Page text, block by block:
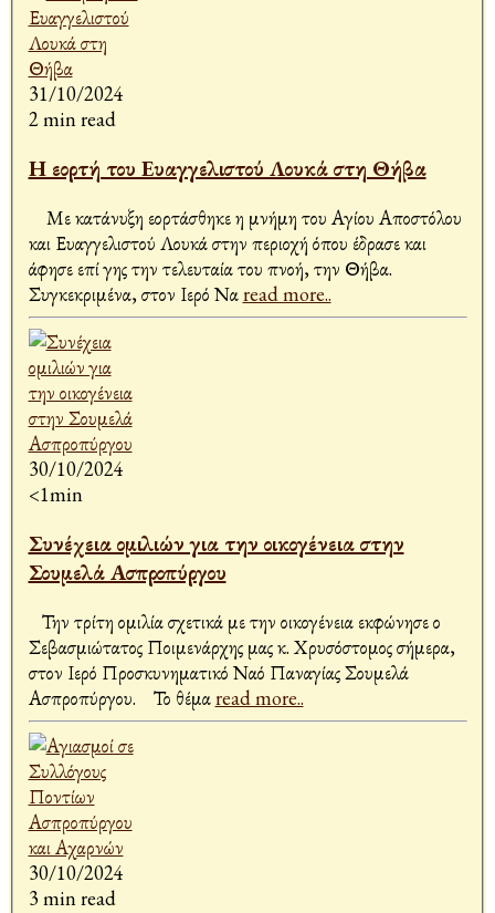
31/10/2024
2 min read
Η εορτή του Ευαγγελιστού Λουκά στη Θήβα
Με κατάνυξη εορτάσθηκε η μνήμη του Αγίου Αποστόλου
και Ευαγγελιστού Λουκά στην περιοχή όπου έδρασε και
άφησε επί γης την τελευταία του πνοή, την Θήβα.
Συγκεκριμένα, στον Ιερό Ναread more..
30/10/2024
<1min
Συνέχεια ομιλιών για την οικογένεια στην
Σουμελά Ασπροπύργου
Την τρίτη ομιλία σχετικά με την οικογένεια εκφώνησε ο
Σεβασμιώτατος Ποιμενάρχης μας κ. Χρυσόστομος σήμερα,
στον Ιερό Προσκυνηματικό Ναό Παναγίας Σουμελά
Ασπροπύργου. Το θέμαread more..
30/10/2024
3 min read